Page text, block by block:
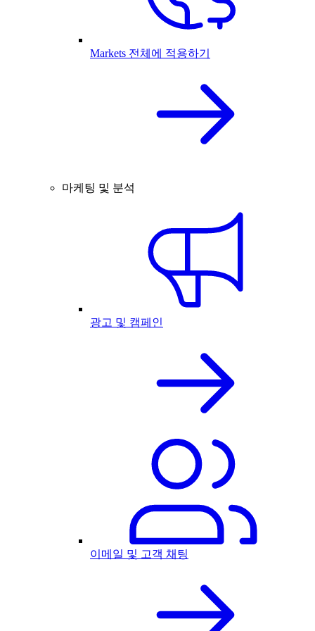
Markets 전체에 적용하기
마케팅 및 분석
광고 및 캠페인
이메일 및 고객 채팅